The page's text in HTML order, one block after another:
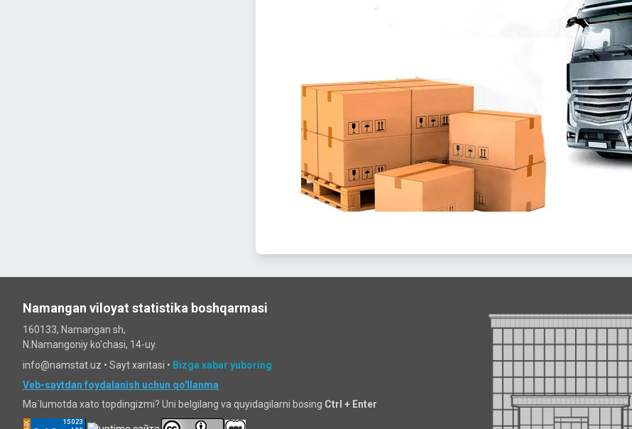
Namangan viloyat statistika boshqarmasi
160133, Namangan sh,
N.Namangoniy ko'chasi, 14-uy.
info@namstat.uz • Sayt xaritasi • Bizga xabar yuboring
Veb-saytdan foydalanish uchun qo'llanma
Ma`lumotda xato topdingizmi? Uni belgilang va quyidagilarni bosing Ctrl + Enter